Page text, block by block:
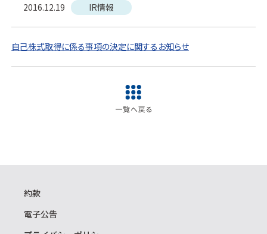
2016.12.19 IR情報
自己株式取得に係る事項の決定に関するお知らせ
約款
電子公告